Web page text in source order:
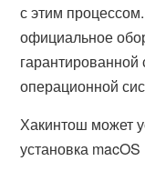
с этим
официальное
операционной
Хакинтош может
установка